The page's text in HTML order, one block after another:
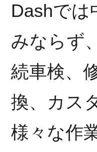
Dashでは
みならず
続車検、
換、カス
様々な作